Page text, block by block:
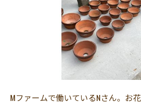
Mファームで働いているNさん。お